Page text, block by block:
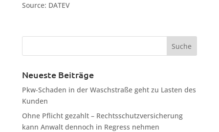
Source: DATEV
Neueste Beiträge
Pkw-Schaden in der Waschstraße geht zu Lasten des
Kunden
Ohne Pflicht gezahlt – Rechtsschutzversicherung
kann Anwalt dennoch in Regress nehmen